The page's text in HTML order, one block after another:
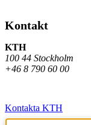
Kontakt
KTH
100 44 Stockholm
+46 8 790 60 00
Kontakta KTH